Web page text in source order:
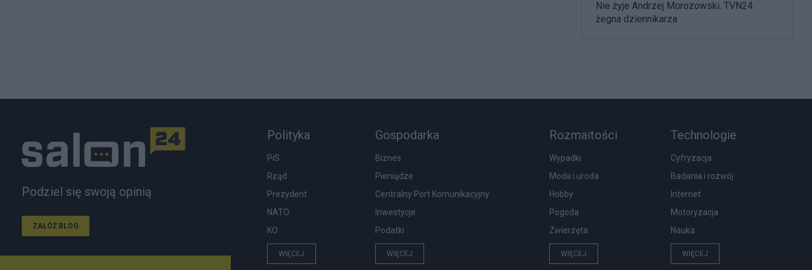
Nie żyje Andrzej Morozowski. TVN24
żegna dziennikarza
Podziel się swoją opinią
ZAŁÓŻ BLOG
Polityka
PiS
Rząd
Prezydent
NATO
KO
WIĘCEJ
Gospodarka
Biznes
Pieniądze
Centralny Port Komunikacyjny
Inwestycje
Podatki
WIĘCEJ
Rozmaitości
Wypadki
Moda i uroda
Hobby
Pogoda
Zwierzęta
WIĘCEJ
Technologie
Cyfryzacja
Badania i rozwój
Internet
Motoryzacja
Nauka
WIĘCEJ